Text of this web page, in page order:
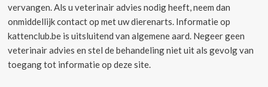
vervangen.Als u veterinair advies nodig heeft, neem dan
onmiddellijk contact op met uw dierenarts. Informatie op
kattenclub.be is uitsluitend van algemene aard. Negeer geen
veterinair advies en stel de behandeling niet uit als gevolg van
toegang tot informatie op deze site.